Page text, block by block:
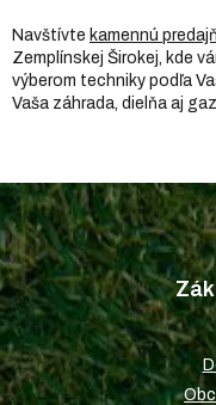
Navštívte kamennú
Zemplínskej Širokej, kde
výberom techniky podľa
Vaša záhrada, dielňa aj
Z
á
p
ä
t
i
e